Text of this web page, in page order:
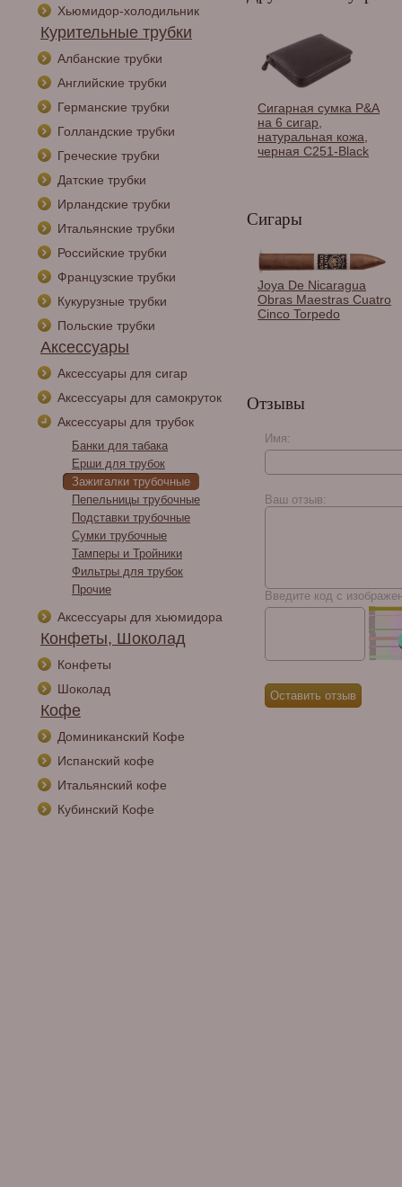
Хьюмидор-холодильник
Курительные трубки
Албанские трубки
Английские трубки
Германские трубки
Голландские трубки
Греческие трубки
Датские трубки
Ирландские трубки
Итальянские трубки
Российские трубки
Французские трубки
Кукурузные трубки
Польские трубки
Аксессуары
Аксессуары для сигар
Аксессуары для самокруток
Аксессуары для трубок
Банки для табака
Ерши для трубок
Зажигалки трубочные
Пепельницы трубочные
Подставки трубочные
Сумки трубочные
Тамперы и Тройники
Фильтры для трубок
Прочие
Аксессуары для хьюмидора
Конфеты, Шоколад
Конфеты
Шоколад
Кофе
Доминиканский Кофе
Испанский кофе
Итальянский кофе
Кубинский Кофе
Сигарная сумка P&A
на 6 сигар,
натуральная кожа,
черная C251-Black
Зажигалка сигарная
Honest, четверное
пламя, карбон 751-
Сигары
Joya De Nicaragua
Obras Maestras Cuatro
Cinco Torpedo
Orishas Athletic Slow
Smoking
Отзывы
Имя:
Ваш отзыв:
Введите код с